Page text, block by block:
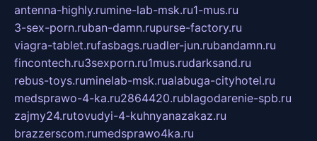
antenna-highly.rumine-lab-msk.ru1-mus.ru
3-sex-porn.ruban-damn.rupurse-factory.ru
viagra-tablet.rufasbags.ruadler-jun.rubandamn.ru
fincontech.ru3sexporn.ru1mus.rudarksand.ru
rebus-toys.ruminelab-msk.rualabuga-cityhotel.ru
medsprawo-4-ka.ru2864420.rublagodarenie-spb.ru
zajmy24.rutovudyi-4-kuhnyanazakaz.ru
brazzerscom.rumedsprawo4ka.ru